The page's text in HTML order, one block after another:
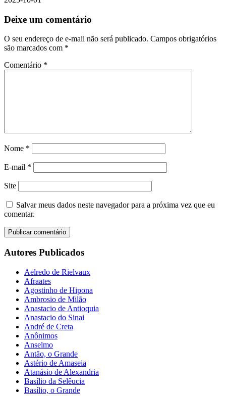
Deixe um comentário
O seu endereço de e-mail não será publicado. Campos obrigatórios
são marcados com *
Comentário *
Nome *
E-mail *
Site
Salvar meus dados neste navegador para a próxima vez que eu
comentar.
Autores Publicados
Aelredo de Rielvaux
Afraates
Agostinho de Hipona
Ambrosio de Milão
Anastacio de Antioquia
Anastacio do Sinai
André de Creta
Anônimos
Anselmo
Antão, o Grande
Astério de Amaseia
Atanásio de Alexandria
Basílio da Selêucia
Basílio, o Grande